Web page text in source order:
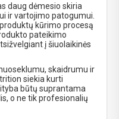
daug dėmesio skiria
ir vartojimo patogumui.
kūrimo procesą
pateikimo
į šiuolaikinės
skaidrumu ir
siekia kurti
būtų suprantama
o ne tik profesionalių